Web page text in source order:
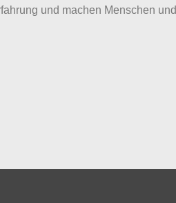
und machen Menschen und